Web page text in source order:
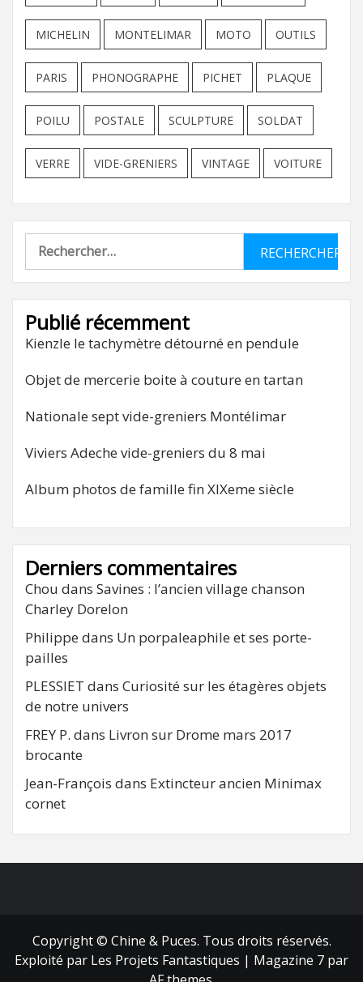
MICHELIN MONTELIMAR MOTO OUTILS
PARIS PHONOGRAPHE PICHET PLAQUE
POILU POSTALE SCULPTURE SOLDAT
VERRE VIDE-GRENIERS VINTAGE VOITURE
Rechercher :
Publié récemment
Kienzle le tachymètre détourné en pendule
Objet de mercerie boite à couture en tartan
Nationale sept vide-greniers Montélimar
Viviers Adeche vide-greniers du 8 mai
Album photos de famille fin XIXeme siècle
Derniers commentaires
Chou dans Savines : l’ancien village chanson
Charley Dorelon
Philippe dans Un porpaleaphile et ses porte-
pailles
PLESSIET dans Curiosité sur les étagères objets
de notre univers
FREY P. dans Livron sur Drome mars 2017
brocante
Jean-François dans Extincteur ancien Minimax
cornet
Copyright © Chine & Puces. Tous droits réservés.
Exploité par Les Projets Fantastiques | Magazine 7 par